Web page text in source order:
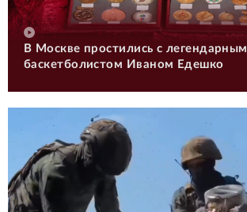
В Москве простились с легендарным
баскетболистом Иваном Едешко